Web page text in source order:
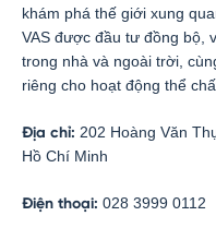
khám phá thế giới xung
VAS được đầu tư đồng bộ,
trong nhà và ngoài trời,
riêng cho hoạt động thể
Địa chỉ: 202 Hoàng Văn
Hồ Chí Minh
Điện thoại: 028 3999 0112